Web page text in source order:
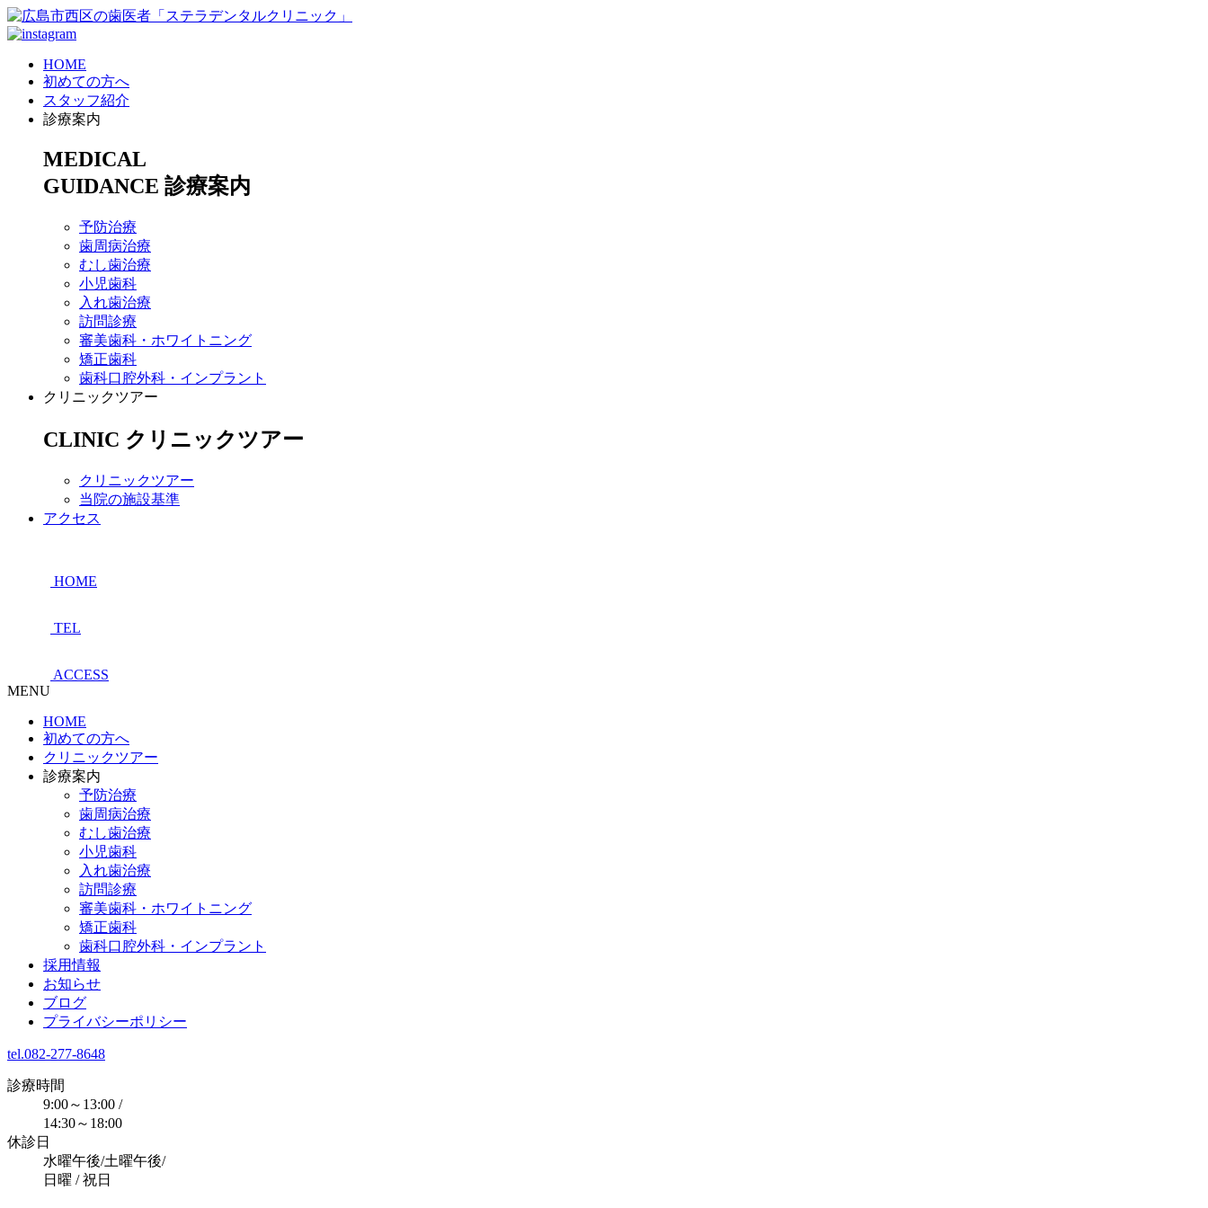
HOME
初めての方へ
スタッフ紹介
診療案内
MEDICAL
GUIDANCE 診療案内
予防治療
歯周病治療
むし歯治療
小児歯科
入れ歯治療
訪問診療
審美歯科・ホワイトニング
矯正歯科
歯科口腔外科・インプラント
クリニックツアー
CLINIC クリニックツアー
クリニックツアー
当院の施設基準
アクセス
HOME
TEL
ACCESS
MENU
HOME
初めての方へ
クリニックツアー
診療案内
予防治療
歯周病治療
むし歯治療
小児歯科
入れ歯治療
訪問診療
審美歯科・ホワイトニング
矯正歯科
歯科口腔外科・インプラント
採用情報
お知らせ
ブログ
プライバシーポリシー
tel.082-277-8648
診療時間
9:00～13:00 /
14:30～18:00
休診日
水曜午後/土曜午後/
日曜 / 祝日